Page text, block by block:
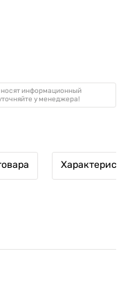
носят информационный
уточняйте у менеджера!